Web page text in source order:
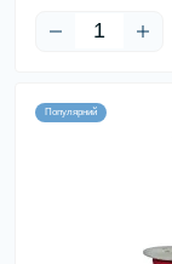
Популярний